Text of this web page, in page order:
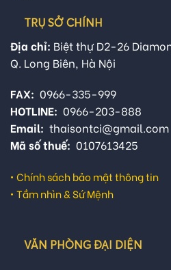
TRỤ SỞ CHÍNH
Địa chỉ: Biệt thự D2-26
Q. Long Biên, Hà Nội
FAX: 0966-335-999
HOTLINE: 0966-203-888
Email: thaisontci@gmail.com
Mã số thuế: 0107613425
• Chính sách bảo mật thông tin
• Tầm nhìn & Sứ Mệnh
VĂN PHÒNG ĐẠI DIỆN